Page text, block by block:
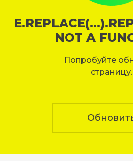
NOT A
Попробуйте
страницу.